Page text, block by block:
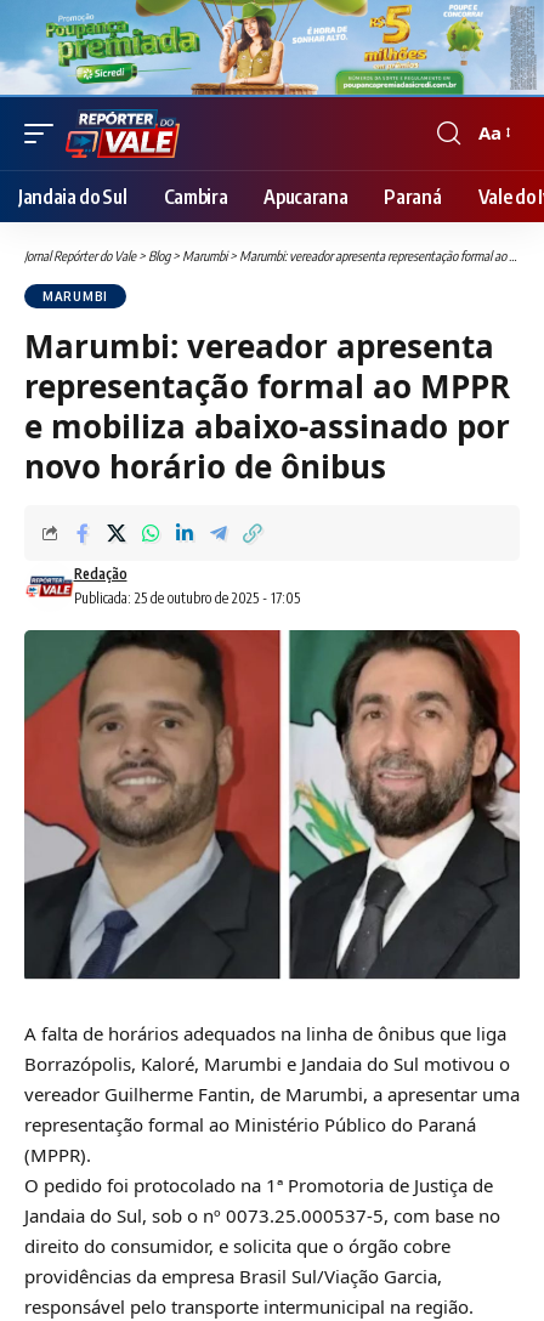
Font
Resizer
Aa
Jandaia do Sul Cambira Apucarana Paraná Vale do
Jornal Repórter do Vale> Blog> Marumbi> Marumbi: vereador apresenta representação formal ao MPPR e mobiliza abaixo-assinado por novo horário de ônibus
MARUMBI
Marumbi: vereador apresenta
representação formal ao MPPR
e mobiliza abaixo-assinado por
novo horário de ônibus
Publicada: 25 de outubro de 2025 - 17:05
Redação
A falta de horários adequados na linha de ônibus que liga
Borrazópolis, Kaloré, Marumbi e Jandaia do Sul motivou o
vereador Guilherme Fantin, de Marumbi, a apresentar uma
representação formal ao Ministério Público do Paraná
(MPPR).
O pedido foi protocolado na 1ª Promotoria de Justiça de
Jandaia do Sul, sob o nº 0073.25.000537-5, com base no
direito do consumidor, e solicita que o órgão cobre
providências da empresa Brasil Sul/Viação Garcia,
responsável pelo transporte intermunicipal na região.